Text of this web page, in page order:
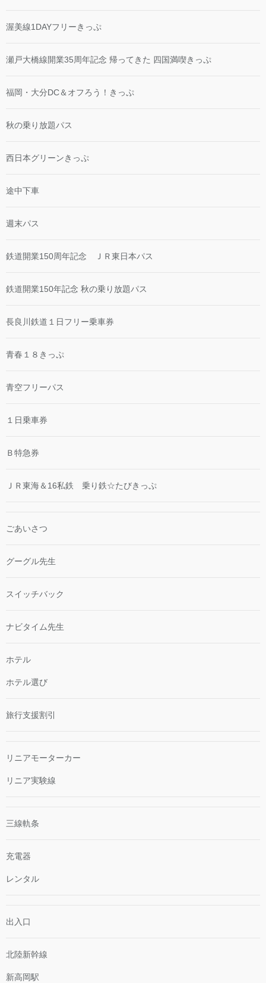
渥美線1DAYフリーきっぷ
瀬戸大橋線開業35周年記念 帰ってきた 四国満喫きっぷ
福岡・大分DC＆オフろう！きっぷ
秋の乗り放題パス
西日本グリーンきっぷ
途中下車
週末パス
鉄道開業150周年記念 ＪＲ東日本パス
鉄道開業150年記念 秋の乗り放題パス
長良川鉄道１日フリー乗車券
青春１８きっぷ
青空フリーパス
１日乗車券
Ｂ特急券
ＪＲ東海＆16私鉄 乗り鉄☆たびきっぷ
ごあいさつ
グーグル先生
スイッチバック
ナビタイム先生
ホテル
ホテル選び
旅行支援割引
リニアモーターカー
リニア実験線
三線軌条
充電器
レンタル
出入口
北陸新幹線
新高岡駅